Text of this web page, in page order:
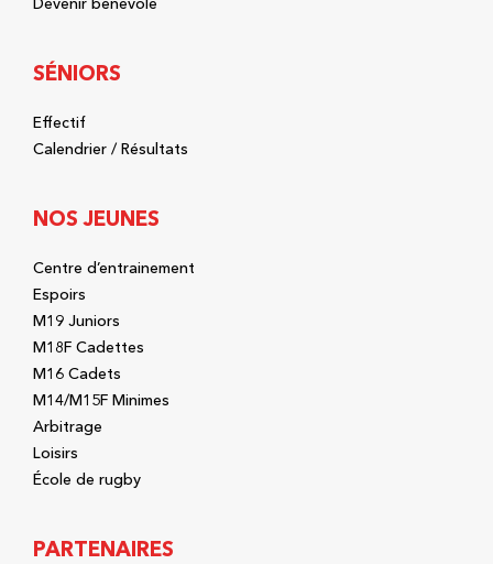
SÉNIORS
Effectif
Calendrier / Résultats
NOS JEUNES
Centre d’entrainement
Espoirs
M19 Juniors
M18F Cadettes
M16 Cadets
M14/M15F Minimes
Arbitrage
Loisirs
École de rugby
PARTENAIRES